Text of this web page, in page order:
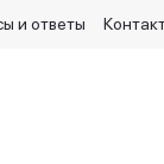
и ответы